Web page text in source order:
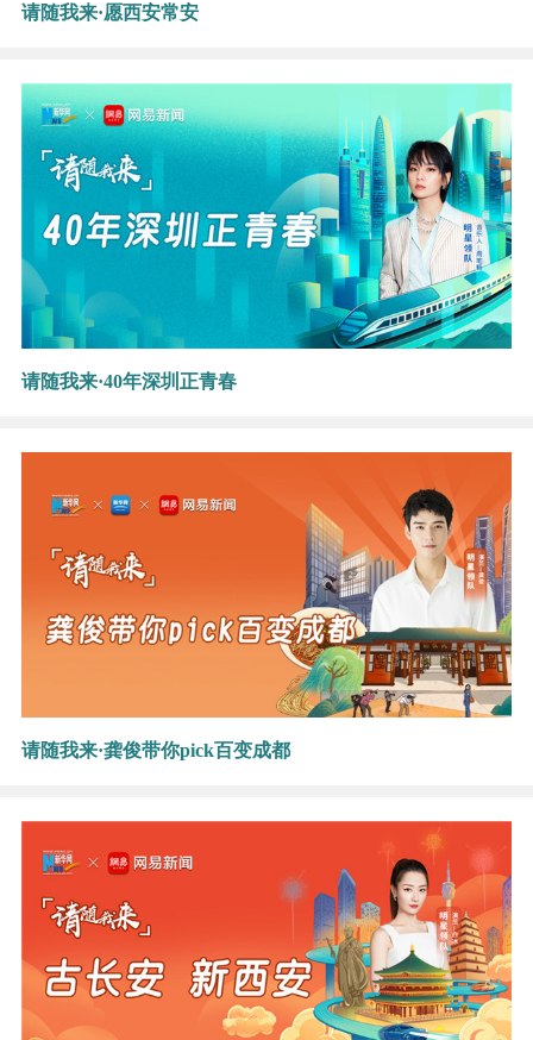
请随我来·愿西安常安
请随我来·40年深圳正青春
请随我来·龚俊带你pick百变成都